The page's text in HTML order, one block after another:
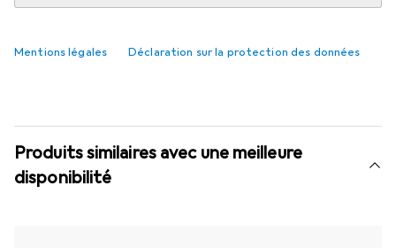
Mentions légales Déclaration sur la protection des données
Livraison gratuite à partir de 39,–
Produits similaires avec une meilleure
disponibilité